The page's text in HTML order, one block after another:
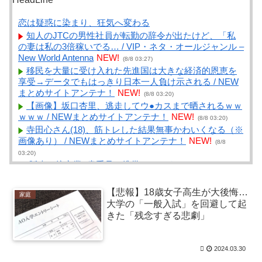
恋は疑惑に染まり、狂気へ変わる
知人のJTCの男性社員が転勤の辞令が出たけど、「私
の妻は私の3倍稼いでる… / VIP・ネタ・オールジャンル –
New World Antenna NEW! (8/8 03:27)
移民を大量に受け入れた先進国は大きな経済的恩恵を
享受→データでもはっきり日本一人負け示される / NEW
まとめサイトアンテナ！
NEW! (8/8 03:20)
【画像】坂口杏里、逃走してウ●カスまで晒されるｗｗ
ｗｗｗ / NEWまとめサイトアンテナ！
NEW! (8/8 03:20)
寺田心さん(18)、筋トレした結果無事かわいくなる（※
画像あり） / NEWまとめサイトアンテナ！
NEW!
(8/8
03:20)
-販売・接客業- 貴重品の携帯 / NEWまとめサイトアン
【衝撃動画】トラック事故で車がミンチになった男
性、とんでもない姿で発見される…怖すぎる… / NEWま
とめサイトアンテナ！
NEW! (8/8 03:15)
朝顔まだ咲かないんだけど北海道だからかしら / まとめ
るZ NEW! (8/8 03:05)
NEW! (8/8 03:05)
家庭
【悲報】18歳女子高生が大後悔…
大学の「一般入試」を回避して起
きた「残念すぎる悲劇」
2024.03.30